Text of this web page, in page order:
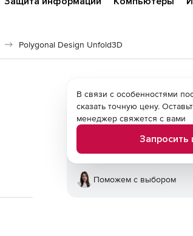
Polygonal Design Unfold3D
В связи с особенностями
сказать точную цену.
менеджер свяжется с вами
Запросить
Поможем с выбором